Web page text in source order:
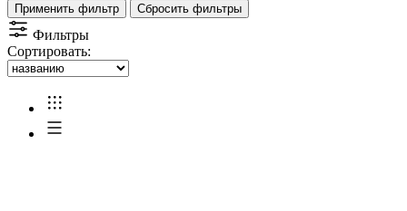
Применить фильтр Сбросить фильтры
Фильтры
Сортировать: